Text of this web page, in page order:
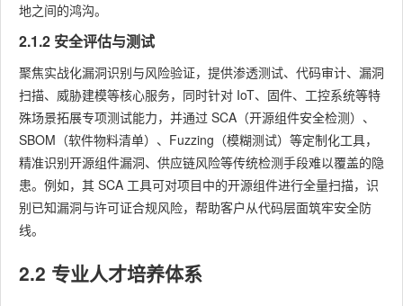
地之间的鸿沟。
2.1.2 安全评估与测试
聚焦实战化漏洞识别与风险验证，提供渗透测试、代码审计、漏洞
扫描、威胁建模等核心服务，同时针对 IoT、固件、工控系统等特
殊场景拓展专项测试能力，并通过 SCA（开源组件安全检测）、
SBOM（软件物料清单）、Fuzzing（模糊测试）等定制化工具，
精准识别开源组件漏洞、供应链风险等传统检测手段难以覆盖的隐
患。例如，其 SCA 工具可对项目中的开源组件进行全量扫描，识
别已知漏洞与许可证合规风险，帮助客户从代码层面筑牢安全防
线。
2.2 专业人才培养体系